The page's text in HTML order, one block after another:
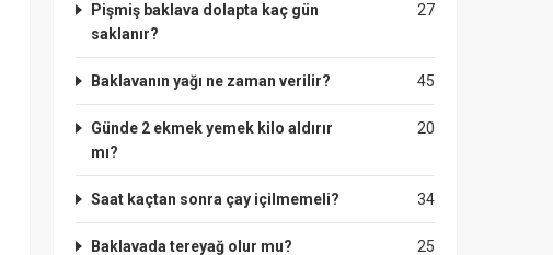
27
Pişmiş baklava dolapta kaç gün
saklanır?
45
Baklavanın yağı ne zaman verilir?
20
Günde 2 ekmek yemek kilo aldırır
mı?
34
Saat kaçtan sonra çay içilmemeli?
25
Baklavada tereyağ olur mu?